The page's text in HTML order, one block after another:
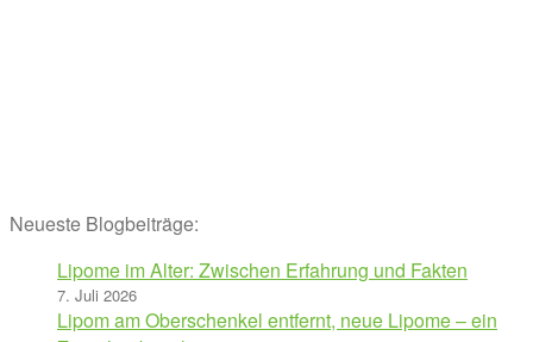
Neueste Blogbeiträge:
Lipome im Alter: Zwischen Erfahrung und Fakten
7. Juli 2026
Lipom am Oberschenkel entfernt, neue Lipome – ein